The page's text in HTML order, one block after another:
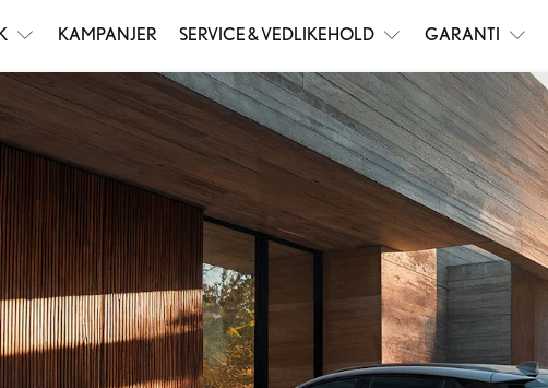
KAMPANJER SERVICE & VEDLIKEHOLD GARANTI